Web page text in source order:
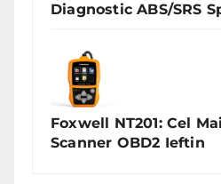
Diagnostic ABS/SRS
Foxwell NT201: Cel
Scanner OBD2 Ieftin